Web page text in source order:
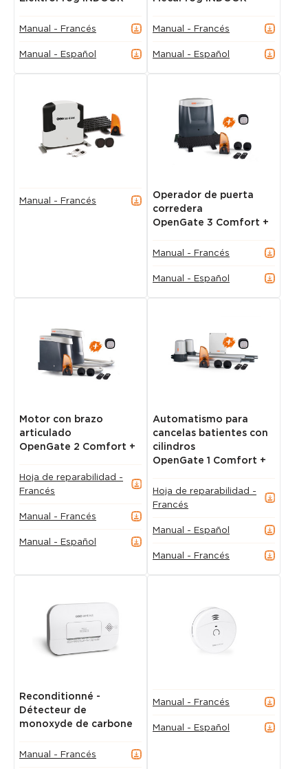
Manual - Francés
Manual - Español
Manual - Francés
Manual - Español
Manual - Francés
Operador de puerta
corredera
OpenGate 3 Comfort +
Manual - Francés
Manual - Español
Motor con brazo
articulado
OpenGate 2 Comfort +
Hoja de reparabilidad -
Francés
Manual - Francés
Manual - Español
Automatismo para
cancelas batientes con
cilindros
OpenGate 1 Comfort +
Hoja de reparabilidad -
Francés
Manual - Español
Manual - Francés
Reconditionné -
Détecteur de
monoxyde de carbone
Manual - Francés
Manual - Francés
Manual - Español